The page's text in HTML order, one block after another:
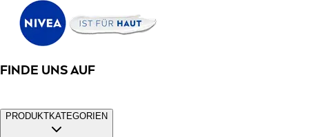
FINDE UNS AUF
PRODUKTKATEGORIEN